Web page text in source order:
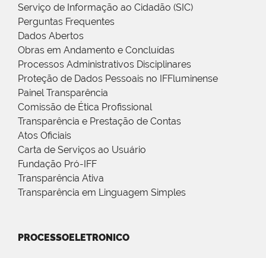
Serviço de Informação ao Cidadão (SIC)
Perguntas Frequentes
Dados Abertos
Obras em Andamento e Concluídas
Processos Administrativos Disciplinares
Proteção de Dados Pessoais no IFFluminense
Painel Transparência
Comissão de Ética Profissional
Transparência e Prestação de Contas
Atos Oficiais
Carta de Serviços ao Usuário
Fundação Pró-IFF
Transparência Ativa
Transparência em Linguagem Simples
PROCESSOELETRONICO